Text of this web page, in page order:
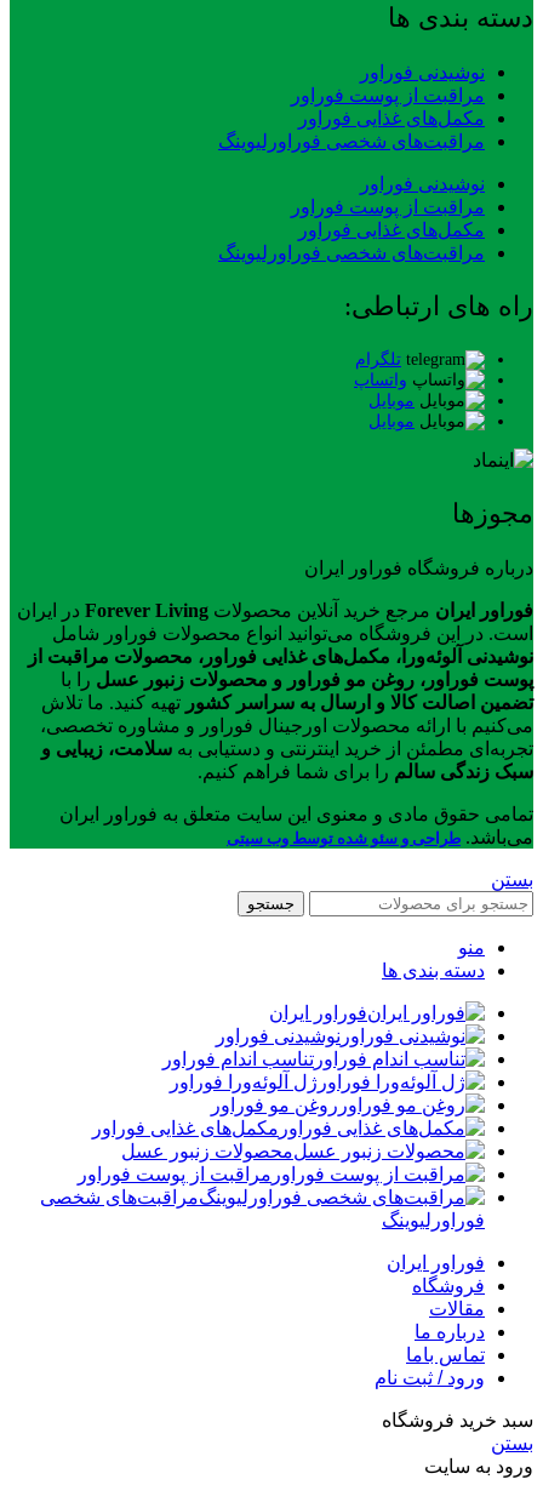
دسته بندی ها
نوشیدنی فوراور
مراقبت از پوست فوراور
مکمل‌های غذایی فوراور
مراقبت‌های شخصی فوراورلیوینگ
نوشیدنی فوراور
مراقبت از پوست فوراور
مکمل‌های غذایی فوراور
مراقبت‌های شخصی فوراورلیوینگ
راه های ارتباطی:
تلگرام
واتساپ
موبایل
موبایل
مجوزها
درباره فروشگاه فوراور ایران
فوراور ایران مرجع خرید آنلاین محصولات Forever Living در ایران
است. در این فروشگاه می‌توانید انواع محصولات فوراور شامل
نوشیدنی آلوئه‌ورا، مکمل‌های غذایی فوراور، محصولات مراقبت از
پوست فوراور، روغن مو فوراور و محصولات زنبور عسل را با
تضمین اصالت کالا و ارسال به سراسر کشور تهیه کنید. ما تلاش
می‌کنیم با ارائه محصولات اورجینال فوراور و مشاوره تخصصی،
تجربه‌ای مطمئن از خرید اینترنتی و دستیابی به سلامت، زیبایی و
سبک زندگی سالم را برای شما فراهم کنیم.
تمامی حقوق مادی و معنوی این سایت متعلق به فوراور ایران
می‌باشد. طراحی و سئو شده توسط وب سیتی
بستن
جستجو
منو
دسته بندی ها
فوراور ایران
نوشیدنی فوراور
تناسب اندام فوراور
ژل آلوئه‌ورا فوراور
روغن مو فوراور
مکمل‌های غذایی فوراور
محصولات زنبور عسل
مراقبت از پوست فوراور
مراقبت‌های شخصی
فوراورلیوینگ
فوراور ایران
فروشگاه
مقالات
درباره ما
تماس باما
ورود / ثبت نام
سبد خرید فروشگاه
بستن
ورود به سایت